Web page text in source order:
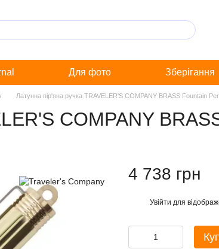
Для фото Зберігання
Латунна пір'яна ручка TRAVELER'S COMPANY BRASS Fountain
COMPANY
4 738 грн
Увійти для